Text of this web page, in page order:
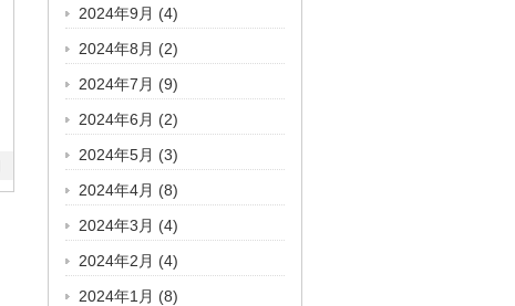
2024年9月 (4)
2024年8月 (2)
2024年7月 (9)
2024年6月 (2)
2024年5月 (3)
2024年4月 (8)
2024年3月 (4)
2024年2月 (4)
2024年1月 (8)